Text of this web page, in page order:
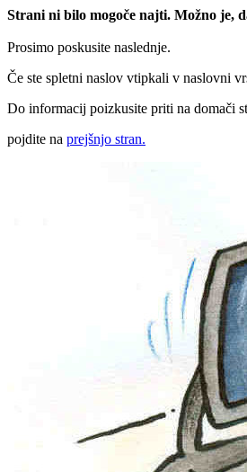
Strani ni bilo mogoče najti. Možno je,
Prosimo poskusite naslednje.
Če ste spletni naslov vtipkali v naslovni
Do informacij poizkusite priti na domači
pojdite na prejšnjo stran.